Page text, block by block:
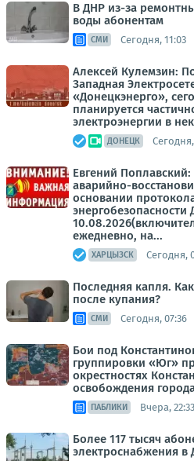
В ДНР из-за
воды абонентам
СМИ Сегодня, 11:03
Алексей Кулемзин:
Западная
«Донецкэнерго»,
планируется
электроэнергии в
ДОНЕЦК
Евгений
аварийно-
основании
энергобезопасности
ежедневно, на...
ХАРЦЫЗСК Сегодня,
Последняя капля.
после купания?
СМИ Сегодня, 07:36
Бои под
группировки «Юг»
окрестностях
освобождения
ПАБЛИКИ Вчера, 22:33
Более 117 тысяч
электроснабжения в